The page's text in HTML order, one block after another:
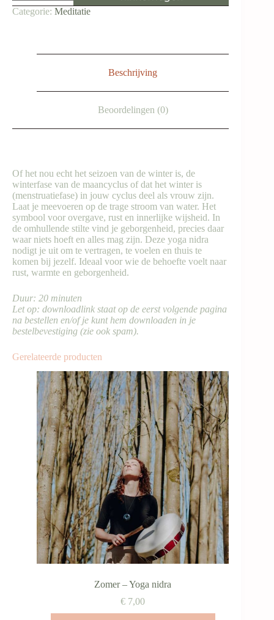
nidra
Categorie: Meditatie
Beschrijving
Beoordelingen (0)
Of het nou echt het seizoen van de winter is, de
winterfase van de maancyclus of dat het winter is
(menstruatiefase) in jouw cyclus deel als vrouw zijn.
Laat je meevoeren op de trage stroom van water. Het
symbool voor overgave, rust en innerlijke wijsheid. In
de omhullende stilte vind je geborgenheid, precies daar
waar niets hoeft en alles mag zijn. Deze yoga nidra
nodigt je uit om te vertragen, te voelen en thuis te
komen bij jezelf. Ideaal voor wie de behoefte voelt naar
rust, warmte en geborgenheid.
Duur: 20 minuten
Let op: downloadlink staat op de eerst volgende pagina
na bestellen en/of je kunt hem downloaden in je
bestelbevestiging (zie ook spam).
Gerelateerde producten
Zomer – Yoga nidra
€ 7,00